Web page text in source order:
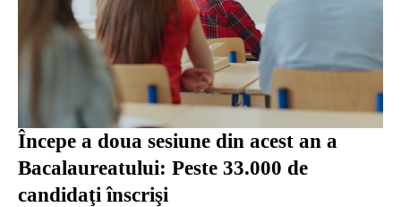
Începe a doua sesiune din acest an a
Bacalaureatului: Peste 33.000 de
candidaţi înscrişi